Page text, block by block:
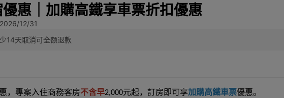
惠｜加購高鐵享車票折扣優惠
12/31
14天取消可全额退款
，專案入住商務客房不含早2,000元起，訂房即可享加購高鐵車票優惠。